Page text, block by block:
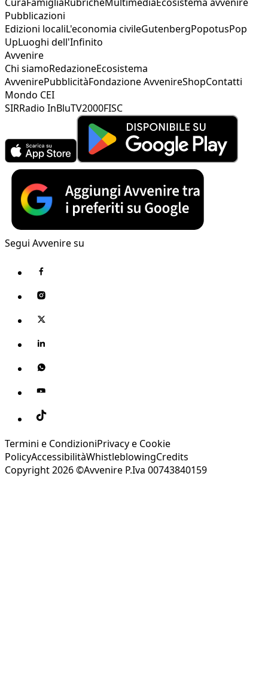
Pubblicazioni
Edizioni localiL'economia civileGutenbergPopotusPop
UpLuoghi dell'Infinito
Avvenire
Chi siamoRedazioneEcosistema
AvvenirePubblicitàFondazione AvvenireShopContatti
Mondo CEI
SIRRadio InBluTV2000FISC
Segui Avvenire su
Termini e CondizioniPrivacy e Cookie
PolicyAccessibilitàWhistleblowingCredits
Copyright 2026 ©Avvenire P.Iva 00743840159